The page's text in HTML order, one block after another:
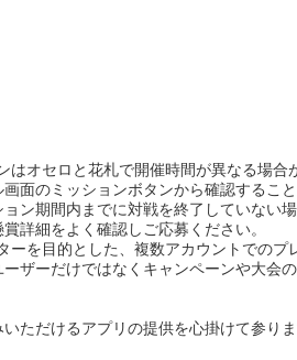
オセロと花札で開催時間が異なる場合
面のミッションボタンから確認すること
ン期間内までに対戦を終了していない場
詳細をよく確認しご応募ください。
を目的とした、複数アカウントでのプ
ザーだけではなくキャンペーンや大会
ただけるアプリの提供を心掛けて参り